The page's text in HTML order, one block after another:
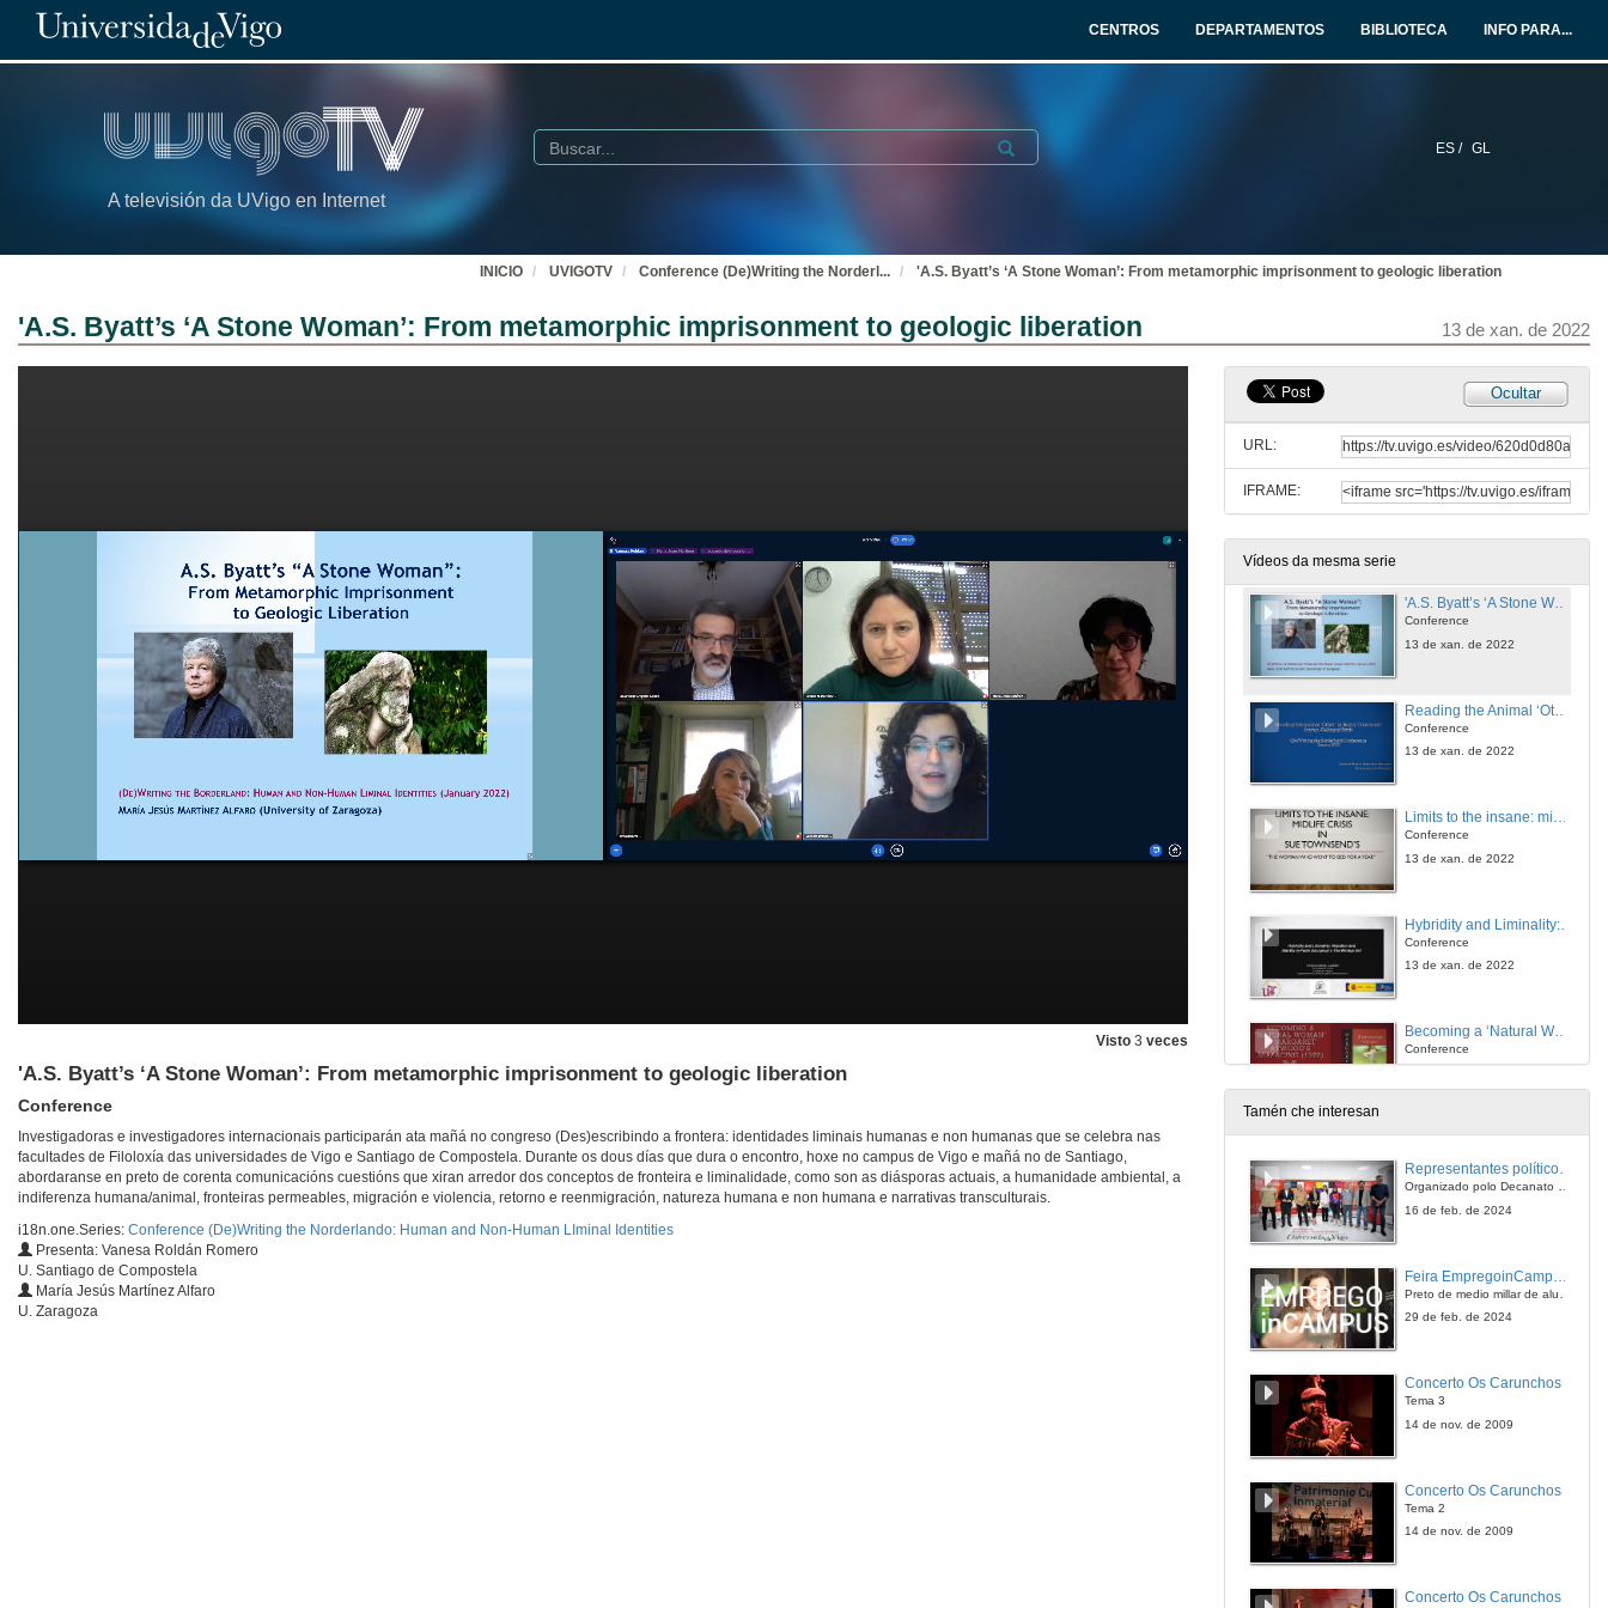
CENTROS DEPARTAMENTOS BIBLIOTECA INFO PARA...
A televisión da UVigo en Internet
ES / GL
Buscar Submit
INICIO UVIGOTV Conference (De)Writing the Norderl ... 'A.S. Byatt’s ‘A Stone Woman’: From metamorphic imprisonment to geologic liberation
'A.S. Byatt’s ‘A Stone Woman’: From metamorphic imprisonment to geologic liberation 13 de xan. de 2022
Visto 3 veces
'A.S. Byatt’s ‘A Stone Woman’: From metamorphic imprisonment to geologic liberation
Conference
Investigadoras e investigadores internacionais participarán ata mañá no congreso (Des)escribindo a frontera: identidades liminais humanas e non humanas que se celebra nas
facultades de Filoloxía das universidades de Vigo e Santiago de Compostela. Durante os dous días que dura o encontro, hoxe no campus de Vigo e mañá no de Santiago,
abordaranse en preto de corenta comunicacións cuestións que xiran arredor dos conceptos de fronteira e liminalidade, como son as diásporas actuais, a humanidade ambiental, a
indiferenza humana/animal, fronteiras permeables, migración e violencia, retorno e reenmigración, natureza humana e non humana e narrativas transculturais.
i18n.one.Series: Conference (De)Writing the Norderlando: Human and Non-Human LIminal Identities
Presenta: Vanesa Roldán Romero
U. Santiago de Compostela
María Jesús Martínez Alfaro
U. Zaragoza
Ocultar
URL:
IFRAME:
Vídeos da mesma serie
Embodiment through Site-specific Digital Narratives: A Liminal Experience
13 de xan. de 2022
(Des)Connections, Fragmentation and Relationality in Linda Grant’s A Stranger City (2019): A Brexit Narrative
Conference
Challenging the Perception of Refugees in the UK: Refugee Council, Transcultural Identities and Personal Narratives
Conference
13 de xan. de 2022
'A.S. Byatt’s ‘A Stone Woman’: From metamorphic imprisonment to geologic liberation
Conference
13 de xan. de 2022
Conference
13 de xan. de 2022
Limits to the insane: midlife crisis in Sue Townsend’s ‘The Women Who Went to Bed For a Year
Conference
13 de xan. de 2022
Conference
13 de xan. de 2022
Becoming a ‘Natural Woman’ in Margaret Atwood’s Surfacing (1972)'
Conference
The Liminal and the Disembodied in Carmen Maria Machado’s ‘Real Women Have Bodies'
13 de xan. de 2022
Tamén che interesan
Representantes políticos debaten sobre educación e xuventude no campus de Pontevedra
Organizado polo Decanato e a Delegación de Alumnado de Dirección e Xestión Pública e coa participación de candidatos de PP, BNG, PSOE, Sumar e Podemos
16 de feb. de 2024
Preto de medio millar de alumnas e alumnos buscan coñecer máis de preto as oportunidades que lles achegan as arredor de medio cento de empresas que participan na edición viguesa da feira. Xunto coa visita aos stands, durante a feria desenvólvense varias actividades complementarias, como obradoiros, conversas, mesas redondas ou o pasaporte de empregabilidade, un espazo no que poderán recibir asesoramento sobre o seu CV.
29 de feb. de 2024
Concerto Os Carunchos
Tema 3
14 de nov. de 2009
Concerto Os Carunchos
Tema 2
14 de nov. de 2009
Concerto Os Carunchos